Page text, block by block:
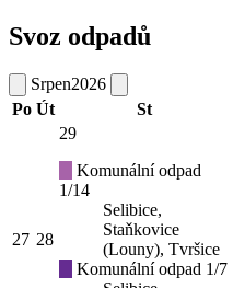
Svoz odpadů
Srpen2026
Po Út St
27 28
29
Komunální odpad
1/14
Selibice,
Staňkovice
(Louny), Tvršice
Komunální odpad 1/7